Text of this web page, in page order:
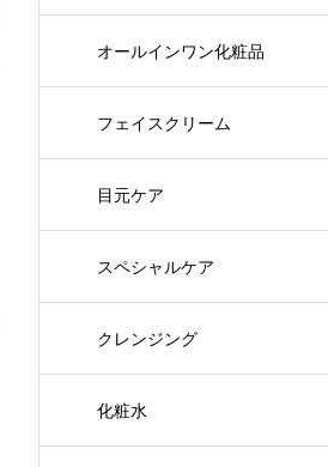
オールインワン化粧品
フェイスクリーム
目元ケア
スペシャルケア
クレンジング
化粧水